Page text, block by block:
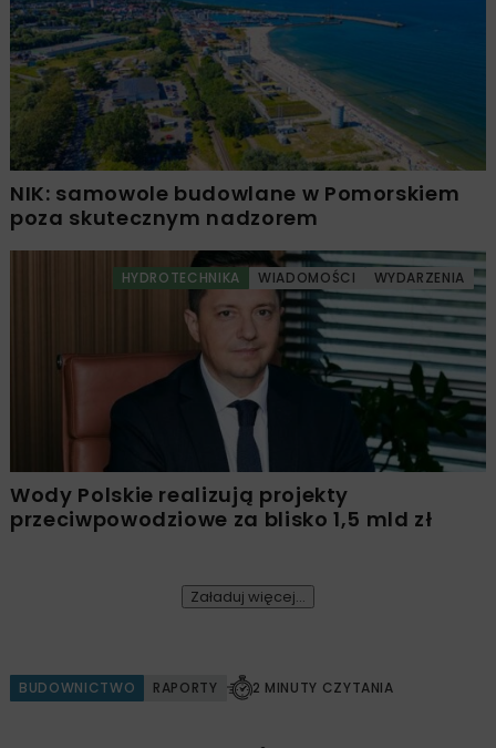
NIK: samowole budowlane w Pomorskiem
poza skutecznym nadzorem
HYDROTECHNIKA WIADOMOŚCI WYDARZENIA
Wody Polskie realizują projekty
przeciwpowodziowe za blisko 1,5 mld zł
Załaduj więcej...
BUDOWNICTWO RAPORTY 2 MINUTY CZYTANIA